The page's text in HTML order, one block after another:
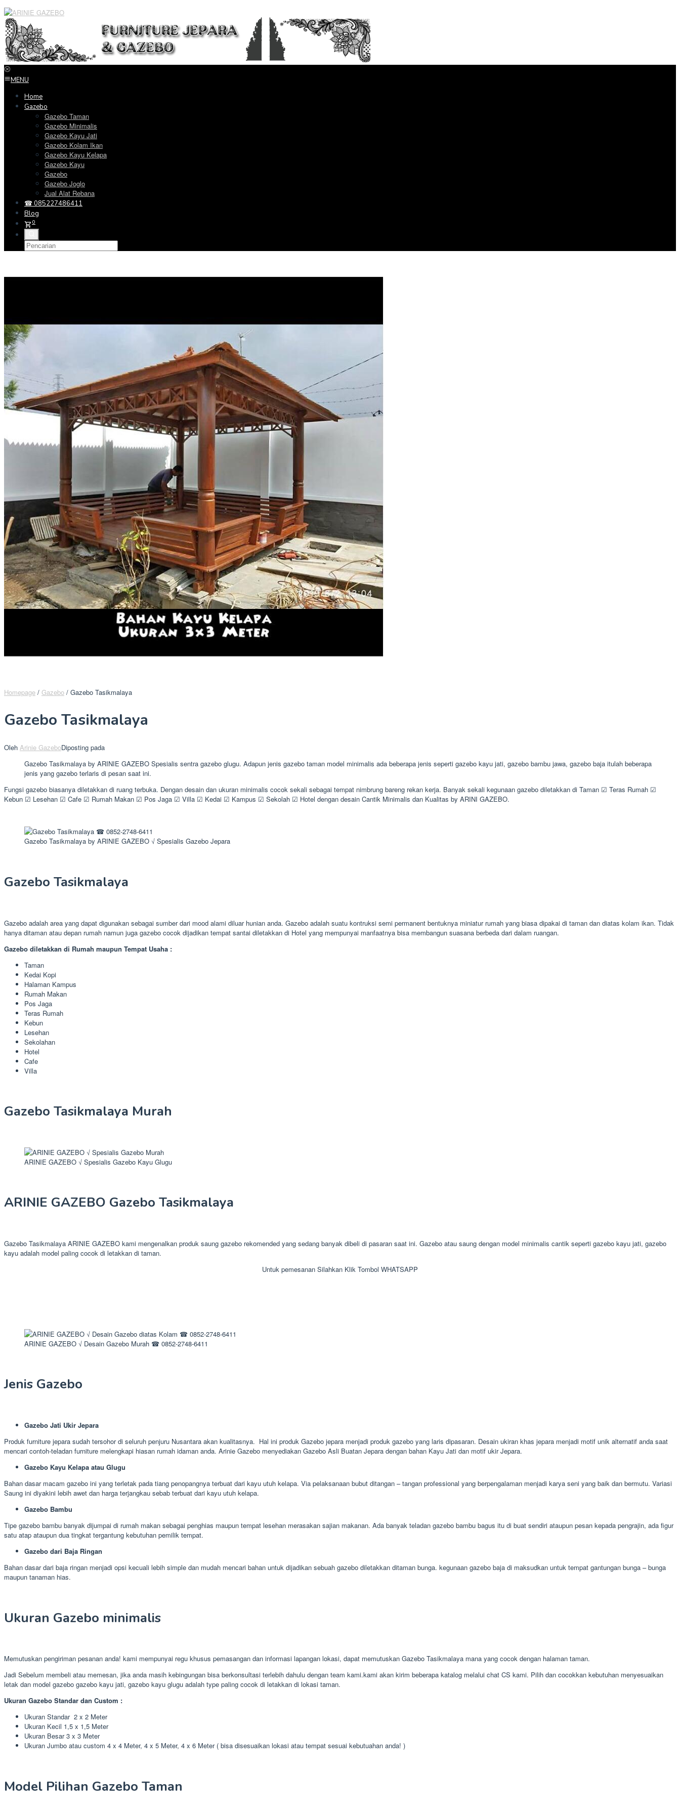
Loncat
ke
konten
MENU
Home
Gazebo
Gazebo Taman
Gazebo Minimalis
Gazebo Kayu Jati
Gazebo Kolam Ikan
Gazebo Kayu Kelapa
Gazebo Kayu
Gazebo
Gazebo Joglo
Jual Alat Rebana
☎ 085227486411
Blog
0
Homepage / Gazebo / Gazebo Tasikmalaya
Gazebo Tasikmalaya
Oleh Arinie GazeboDiposting pada
Gazebo Tasikmalaya by ARINIE GAZEBO Spesialis sentra gazebo glugu. Adapun jenis gazebo taman model minimalis ada beberapa jenis seperti gazebo kayu jati, gazebo bambu jawa, gazebo baja itulah beberapa
jenis yang gazebo terlaris di pesan saat ini.
Fungsi gazebo biasanya diletakkan di ruang terbuka. Dengan desain dan ukuran minimalis cocok sekali sebagai tempat nimbrung bareng rekan kerja. Banyak sekali kegunaan gazebo diletakkan di Taman ☑ Teras Rumah ☑
Kebun ☑ Lesehan ☑ Cafe ☑ Rumah Makan ☑ Pos Jaga ☑ Villa ☑ Kedai ☑ Kampus ☑ Sekolah ☑ Hotel dengan desain Cantik Minimalis dan Kualitas by ARINI GAZEBO.
Gazebo Tasikmalaya by ARINIE GAZEBO √ Spesialis Gazebo Jepara
Gazebo Tasikmalaya
Gazebo adalah area yang dapat digunakan sebagai sumber dari mood alami diluar hunian anda. Gazebo adalah suatu kontruksi semi permanent bentuknya miniatur rumah yang biasa dipakai di taman dan diatas kolam ikan. Tidak
hanya ditaman atau depan rumah namun juga gazebo cocok dijadikan tempat santai diletakkan di Hotel yang mempunyai manfaatnya bisa membangun suasana berbeda dari dalam ruangan.
Gazebo diletakkan di Rumah maupun Tempat Usaha :
Taman
Kedai Kopi
Halaman Kampus
Rumah Makan
Pos Jaga
Teras Rumah
Kebun
Lesehan
Sekolahan
Hotel
Cafe
Villa
Gazebo Tasikmalaya Murah
ARINIE GAZEBO √ Spesialis Gazebo Kayu Glugu
ARINIE GAZEBO Gazebo Tasikmalaya
Gazebo Tasikmalaya ARINIE GAZEBO kami mengenalkan produk saung gazebo rekomended yang sedang banyak dibeli di pasaran saat ini. Gazebo atau saung dengan model minimalis cantik seperti gazebo kayu jati, gazebo
kayu adalah model paling cocok di letakkan di taman.
Untuk pemesanan Silahkan Klik Tombol WHATSAPP
ARINIE GAZEBO √ Desain Gazebo Murah ☎ 0852-2748-6411
Jenis Gazebo
Gazebo Jati Ukir Jepara
Produk furniture jepara sudah tersohor di seluruh penjuru Nusantara akan kualitasnya. Hal ini produk Gazebo jepara menjadi produk gazebo yang laris dipasaran. Desain ukiran khas jepara menjadi motif unik alternatif anda saat
mencari contoh-teladan furniture melengkapi hiasan rumah idaman anda. Arinie Gazebo menyediakan Gazebo Asli Buatan Jepara dengan bahan Kayu Jati dan motif ukir Jepara.
Gazebo Kayu Kelapa atau Glugu
Bahan dasar macam gazebo ini yang terletak pada tiang penopangnya terbuat dari kayu utuh kelapa. Via pelaksanaan bubut ditangan – tangan professional yang berpengalaman menjadi karya seni yang baik dan bermutu. Variasi
Saung ini diyakini lebih awet dan harga terjangkau sebab terbuat dari kayu utuh kelapa.
Gazebo Bambu
Tipe gazebo bambu banyak dijumpai di rumah makan sebagai penghias maupun tempat lesehan merasakan sajian makanan. Ada banyak teladan gazebo bambu bagus itu di buat sendiri ataupun pesan kepada pengrajin, ada figur
satu atap ataupun dua tingkat tergantung kebutuhan pemilik tempat.
Gazebo dari Baja Ringan
Bahan dasar dari baja ringan menjadi opsi kecuali lebih simple dan mudah mencari bahan untuk dijadikan sebuah gazebo diletakkan ditaman bunga. kegunaan gazebo baja di maksudkan untuk tempat gantungan bunga – bunga
maupun tanaman hias.
Ukuran Gazebo minimalis
Memutuskan pengiriman pesanan anda! kami mempunyai regu khusus pemasangan dan informasi lapangan lokasi, dapat memutuskan Gazebo Tasikmalaya mana yang cocok dengan halaman taman.
Jadi Sebelum membeli atau memesan, jika anda masih kebingungan bisa berkonsultasi terlebih dahulu dengan team kami.kami akan kirim beberapa katalog melalui chat CS kami. Pilih dan cocokkan kebutuhan menyesuaikan
letak dan model gazebo gazebo kayu jati, gazebo kayu glugu adalah type paling cocok di letakkan di lokasi taman.
Ukuran Gazebo Standar dan Custom :
Ukuran Standar 2 x 2 Meter
Ukuran Kecil 1,5 x 1,5 Meter
Ukuran Besar 3 x 3 Meter
Ukuran Jumbo atau custom 4 x 4 Meter, 4 x 5 Meter, 4 x 6 Meter ( bisa disesuaikan lokasi atau tempat sesuai kebutuahan anda! )
Model Pilihan Gazebo Taman